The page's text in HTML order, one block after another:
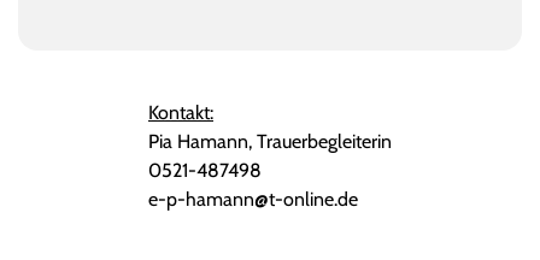
Kontakt:
Pia Hamann, Trauerbegleiterin
0521-487498
e-p-hamann@t-online.de